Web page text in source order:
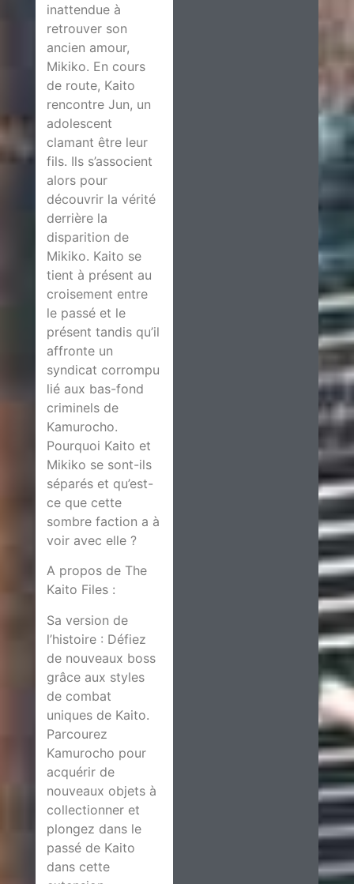
inattendue à
retrouver son
ancien amour,
Mikiko. En cours
de route, Kaito
rencontre Jun, un
adolescent
clamant être leur
fils. Ils s’associent
alors pour
découvrir la vérité
derrière la
disparition de
Mikiko. Kaito se
tient à présent au
croisement entre
le passé et le
présent tandis qu’il
affronte un
syndicat corrompu
lié aux bas-fond
criminels de
Kamurocho.
Pourquoi Kaito et
Mikiko se sont-ils
séparés et qu’est-
ce que cette
sombre faction a à
voir avec elle ?
A propos de The
Kaito Files :
Sa version de
l’histoire : Défiez
de nouveaux boss
grâce aux styles
de combat
uniques de Kaito.
Parcourez
Kamurocho pour
acquérir de
nouveaux objets à
collectionner et
plongez dans le
passé de Kaito
dans cette